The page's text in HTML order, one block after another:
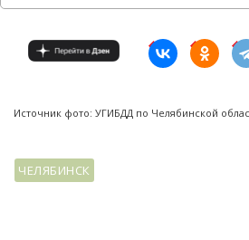
Источник фото: УГИБДД по Челябинской
ЧЕЛЯБИНСК